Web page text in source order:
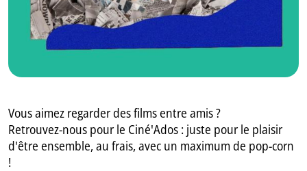
Vous aimez regarder des films entre amis ?
Retrouvez-nous pour le Ciné'Ados : juste pour le plaisir
d'être ensemble, au frais, avec un maximum de pop-corn
!